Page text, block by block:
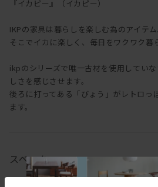
『イカピー』（イカピー）
IKPの家具は暮らしを楽しむ為のアイテム
そこでイカに楽しく、毎日をワクワク暮
ikpのシリーズで唯一古材を使用してい
しさを感じさせます。
後ろに打ってある「びょう」がレトロっ
ます。
スペック